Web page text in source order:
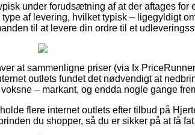
under forudsætning af at der aftages for
af levering, hvilket typisk – ligegyldigt
til at levere din ordre til et
at sammenligne priser (via fx
outlets fundet det nødvendigt at
– markant, og endda nogle gange
flere internet outlets efter tilbud på
du shopper, så du er sikker på at få